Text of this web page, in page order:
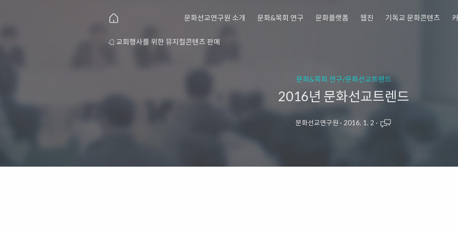
문화선교연구원 소개 문화&목회 연구 문화플랫폼 웹진 기독교 문화콘텐츠
교회행사를 위한 뮤지컬콘텐츠 판매
문화&목회 연구/문화선교트렌드
2016년 문화선교트렌드
문화선교연구원 · 2016. 1. 2 ·